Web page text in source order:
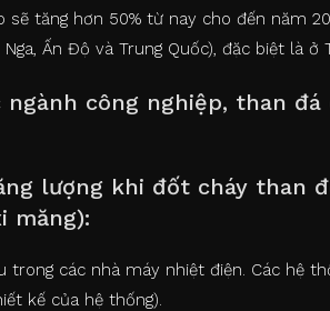
sẽ tăng hơn 50% từ nay cho đến năm
Ấn Độ và Trung Quốc), đặc biệt là ở
công nghiệp, than
lượng khi đốt cháy than
măng):
trong các nhà máy nhiệt điện. Các hệ
kế của hệ thống).